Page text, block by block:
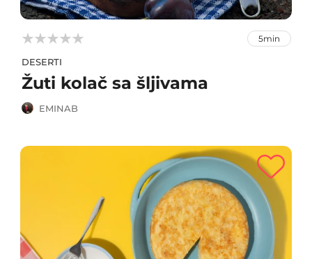


 5min
DESERTI
Žuti kolač sa šljivama
EMINAB